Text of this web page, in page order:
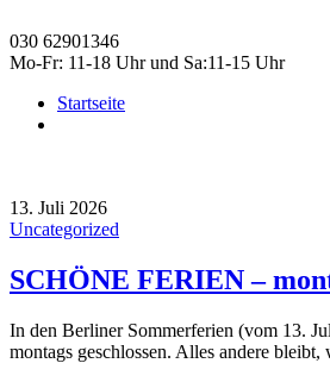
030 62901346
Mo-Fr: 11-18 Uhr und Sa:11-15 Uhr
Startseite
13. Juli 2026
Uncategorized
SCHÖNE FERIEN –
In den Berliner Sommerferien (vom 13.
montags geschlossen. Alles andere bleibt,